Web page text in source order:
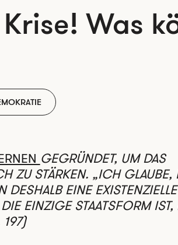
Was
GEGRÜNDET, UM DAS
ZU STÄRKEN. „ICH GLAUBE,
DESHALB EINE EXISTENZIELLE
EINZIGE STAATSFORM IST,